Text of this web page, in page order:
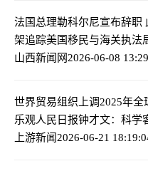
法国总理勒科尔尼宣布辞职
架追踪美国移民与海关执法
山西新闻网2026-06-08
世界贸易组织上调2025年
乐观人民日报钟才文：科学
上游新闻2026-06-21